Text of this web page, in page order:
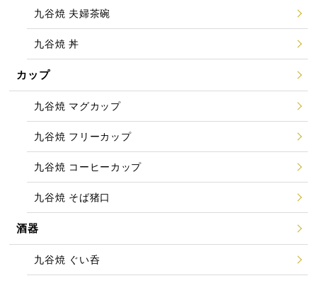
九谷焼 夫婦茶碗
九谷焼 丼
カップ
九谷焼 マグカップ
九谷焼 フリーカップ
九谷焼 コーヒーカップ
九谷焼 そば猪口
酒器
九谷焼 ぐい呑